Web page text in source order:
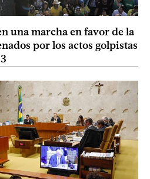
una marcha en favor de la
por los actos golpistas